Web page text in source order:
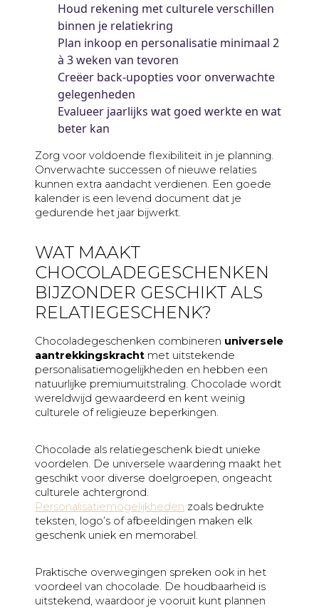
Houd rekening met culturele verschillen
binnen je relatiekring
Plan inkoop en personalisatie minimaal 2
à 3 weken van tevoren
Creëer back-upopties voor onverwachte
gelegenheden
Evalueer jaarlijks wat goed werkte en wat
beter kan
Zorg voor voldoende flexibiliteit in je planning.
Onverwachte successen of nieuwe relaties
kunnen extra aandacht verdienen. Een goede
kalender is een levend document dat je
gedurende het jaar bijwerkt.
WAT MAAKT
CHOCOLADEGESCHENKEN
BIJZONDER GESCHIKT ALS
RELATIEGESCHENK?
Chocoladegeschenken combineren universele
aantrekkingskracht met uitstekende
personalisatiemogelijkheden en hebben een
natuurlijke premiumuitstraling. Chocolade wordt
wereldwijd gewaardeerd en kent weinig
culturele of religieuze beperkingen.
Chocolade als relatiegeschenk biedt unieke
voordelen. De universele waardering maakt het
geschikt voor diverse doelgroepen, ongeacht
culturele achtergrond.
Personalisatiemogelijkheden zoals bedrukte
teksten, logo’s of afbeeldingen maken elk
geschenk uniek en memorabel.
Praktische overwegingen spreken ook in het
voordeel van chocolade. De houdbaarheid is
uitstekend, waardoor je vooruit kunt plannen